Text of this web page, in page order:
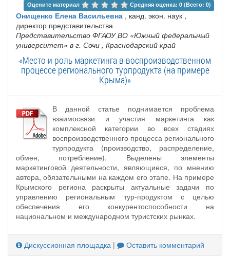
Оцените материал
Средняя оценка: 0 (Всего: 0)
Онищенко Елена Васильевна , канд. экон. наук ,
директор представительства
Представительство ФГАОУ ВО «Южный федеральный
университет» в г. Сочи , Краснодарский край
«Место и роль маркетинга в воспроизводственном
процессе регионального турпродукта (на примере
Крыма)»
В данной статье поднимается проблема
взаимосвязи и участия маркетинга как
комплексной категории во всех стадиях
воспроизводственного процесса регионального
турпродукта (производство, распределение,
обмен, потребление). Выделены элементы
маркетинговой деятельности, являющиеся, по мнению
автора, обязательными на каждом его этапе. На примере
Крымского региона раскрыты актуальные задачи по
управлению региональным тур-продуктом с целью
обеспечения его конкурентоспособности на
национальном и международном туристских рынках.
Дискуссионная площадка | Оставить комментарий